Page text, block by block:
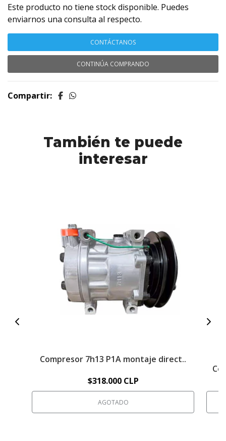
Este producto no tiene stock disponible. Puedes
enviarnos una consulta al respecto.
CONTÁCTANOS
CONTINÚA COMPRANDO
Compartir:
También te puede
interesar
Compresor 7h13 P1A montaje direct..
$318.000 CLP
AGOTADO